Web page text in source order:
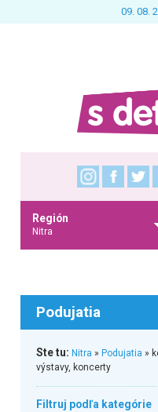
09. 08.
Región
Nitra
Podujatia
Ste tu: Nitra » Podujatia »
výstavy, koncerty
Filtruj podľa kategórie